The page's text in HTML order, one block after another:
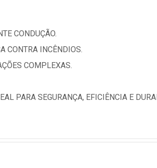
CONDUÇÃO.
CONTRA INCÊNDIOS.
COMPLEXAS.
PARA SEGURANÇA, EFICIÊNCIA E